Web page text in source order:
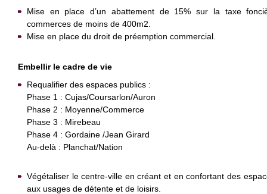
Mise en place d’un abattement de 15% sur la taxe
commerces de moins de 400m2.
Mise en place du droit de préemption commercial.
Embellir le cadre de vie
Requalifier des espaces publics :
Phase 1 : Cujas/Coursarlon/Auron
Phase 2 : Moyenne/Commerce
Phase 3 : Mirebeau
Phase 4 : Gordaine /Jean Girard
Au-delà : Planchat/Nation
Végétaliser le centre-ville en créant et en confortant des
aux usages de détente et de loisirs.